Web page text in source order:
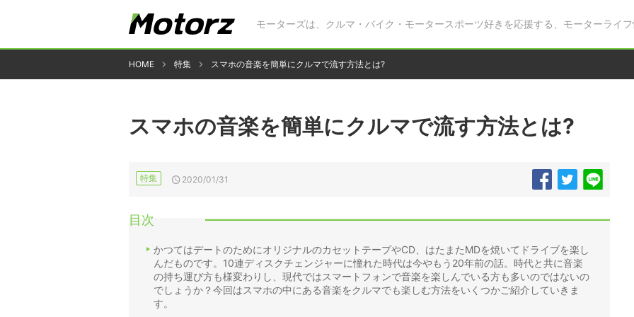
モーターズは、クルマ・バイク・モータースポーツ好きを応援する、モーターライフ
HOME 特集 スマホの音楽を簡単にクルマで流す方法とは?
スマホの音楽を簡単にクルマで流す方法とは?
特集 2020/01/31
目次
かつてはデートのためにオリジナルのカセットテープやCD、はたまたMDを焼いてドライブを楽し
んだものです。10連ディスクチェンジャーに憧れた時代は今やもう20年前の話。時代と共に音楽
の持ち運び方も様変わりし、現代ではスマートフォンで音楽を楽しんでいる方も多いのではないの
でしょうか？今回はスマホの中にある音楽をクルマでも楽しむ方法をいくつかご紹介していきま
す。